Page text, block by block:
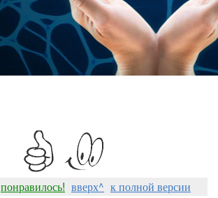
понравилось! вверх^ к полной версии